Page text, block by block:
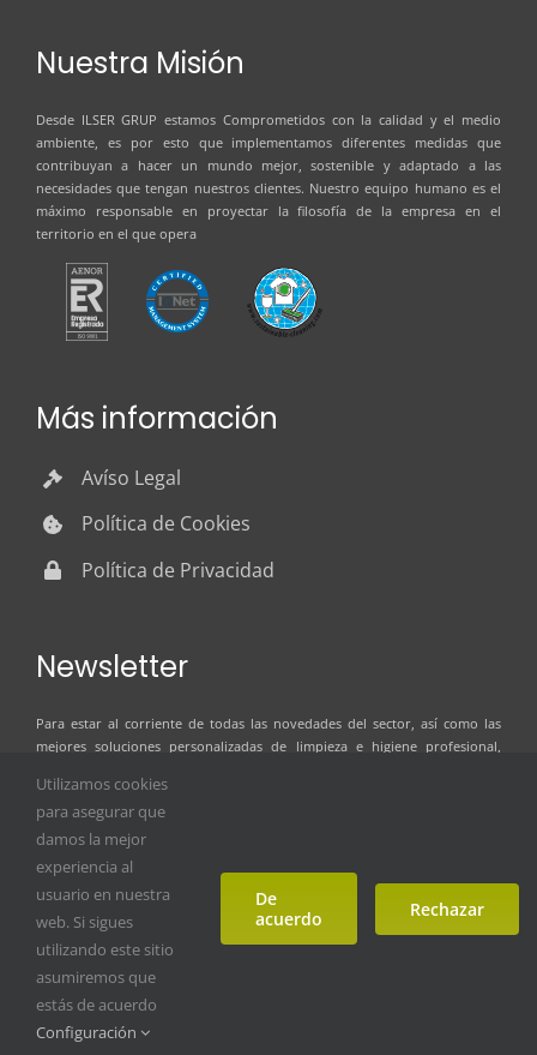
Nuestra Misión
Desde ILSER GRUP estamos Comprometidos con la calidad y el medio
ambiente, es por esto que implementamos diferentes medidas que
contribuyan a hacer un mundo mejor, sostenible y adaptado a las
necesidades que tengan nuestros clientes. Nuestro equipo humano es el
máximo responsable en proyectar la filosofía de la empresa en el
territorio en el que opera
Más información
Avíso Legal
Política de Cookies
Política de Privacidad
Newsletter
Para estar al corriente de todas las novedades del sector, así como las
mejores soluciones personalizadas de limpieza e higiene profesional,
Utilizamos cookies
para asegurar que
damos la mejor
experiencia al
usuario en nuestra
web. Si sigues
utilizando este sitio
asumiremos que
estás de acuerdo
Configuración
De
acuerdo
Rechazar